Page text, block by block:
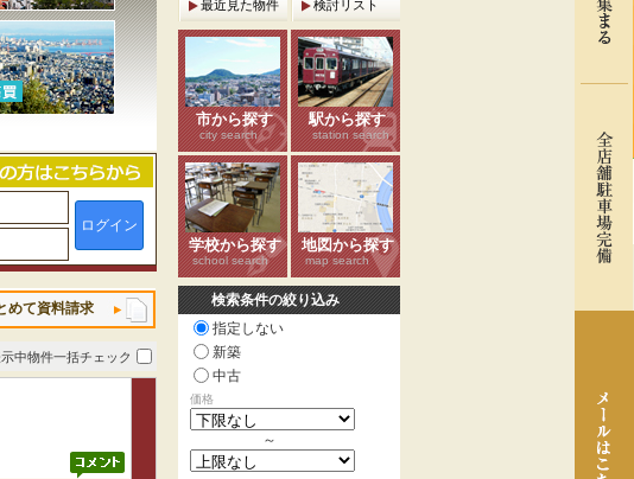
ログイン
めて資料請求
中物件一括チェック
最近見た物件 検討リスト
市から探す
city search
駅から探す
station search
学校から探す
school search
地図から探す
map search
検索条件の絞り込み
指定しない
新築
中古
価格
～